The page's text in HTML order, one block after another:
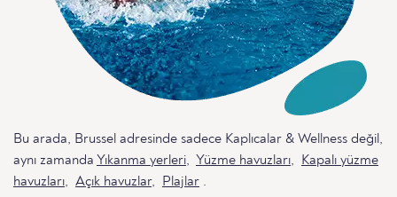
Bu arada, Brussel adresinde sadece Kaplıcalar & Wellness değil,
aynı zamanda Yıkanma yerleri, Yüzme havuzları,
Kapalı yüzme
havuzları, Açık havuzlar, Plajlar .